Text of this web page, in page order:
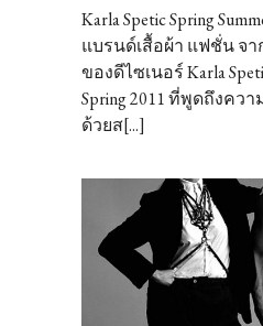
Karla Spetic Spring
แบรนด์เสื้อผ้า แฟชั่น จา
ของดีไซเนอร์ Karla
Spring 2011 ที่พูดถึงคว
ด้วยส[...]